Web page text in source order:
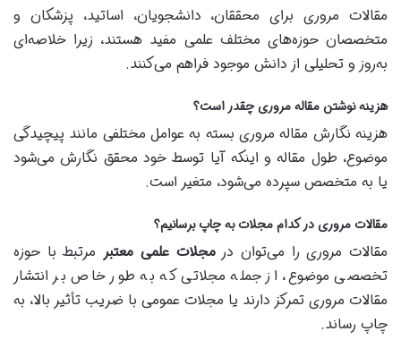
مقالات مروری برای محققان، دانشجویان، اساتید، پزشکان و
متخصصان حوزه‌های مختلف علمی مفید هستند، زیرا خلاصه‌ای
به‌روز و تحلیلی از دانش موجود فراهم می‌کنند.
هزینه نوشتن مقاله مروری چقدر است؟
هزینه نگارش مقاله مروری بسته به عوامل مختلفی مانند پیچیدگی
موضوع، طول مقاله و اینکه آیا توسط خود محقق نگارش می‌شود
یا به متخصص سپرده می‌شود، متغیر است.
مقالات مروری در کدام مجلات به چاپ برسانیم؟
مقالات مروری را می‌توان درمجلات علمی معتبر مرتبط با حوزه
تخصصی موضوع، از جمله مجلاتی که به طور خاص بر انتشار
مقالات مروری تمرکز دارند یا مجلات عمومی با ضریب تأثیر بالا، به
چاپ رساند.